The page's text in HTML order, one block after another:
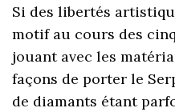
Si des libertés
motif au cours des
jouant avec les
façons de porter le
de diamants étant